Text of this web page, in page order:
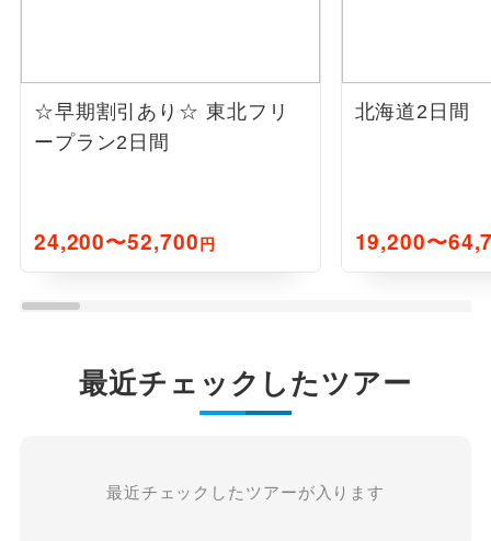
☆早期割引あり☆ 東北フリ
ープラン2日間
24,200〜52,700円
北海道2日間
19,200〜
最近チェックしたツアー
最近チェックしたツアーが入ります